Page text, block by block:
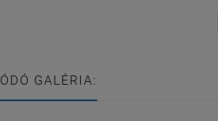
GALÉRIA: